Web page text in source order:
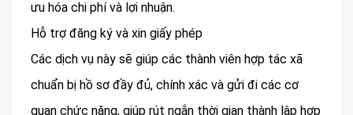
ưu hóa chi phí và lợi nhuận.
Hỗ trợ đăng ký và xin giấy phép
Các dịch vụ này sẽ giúp các thành viên hợp tác xã
chuẩn bị hồ sơ đầy đủ, chính xác và gửi đi các cơ
quan chức năng, giúp rút ngắn thời gian thành lập hợp